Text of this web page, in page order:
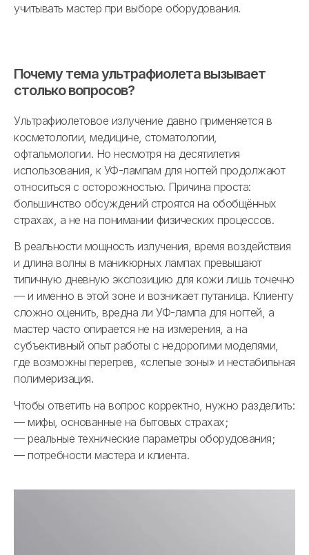
учитывать мастер при выборе оборудования.
Почему тема ультрафиолета вызывает
столько вопросов?
Ультрафиолетовое излучение давно применяется в
косметологии, медицине, стоматологии,
офтальмологии. Но несмотря на десятилетия
использования, к УФ-лампам для ногтей продолжают
относиться с осторожностью. Причина проста:
большинство обсуждений строятся на обобщённых
страхах, а не на понимании физических процессов.
В реальности мощность излучения, время воздействия
и длина волны в маникюрных лампах превышают
типичную дневную экспозицию для кожи лишь точечно
— и именно в этой зоне и возникает путаница. Клиенту
сложно оценить, вредна ли УФ-лампа для ногтей, а
мастер часто опирается не на измерения, а на
субъективный опыт работы с недорогими моделями,
где возможны перегрев, «слепые зоны» и нестабильная
полимеризация.
Чтобы ответить на вопрос корректно, нужно разделить:
— мифы, основанные на бытовых страхах;
— реальные технические параметры оборудования;
— потребности мастера и клиента.